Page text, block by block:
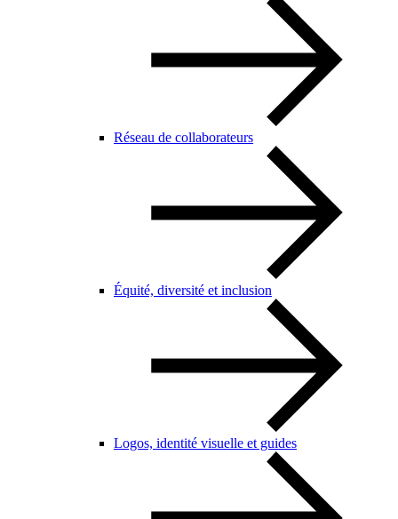
Réseau de collaborateurs
Équité, diversité et inclusion
Logos, identité visuelle et guides